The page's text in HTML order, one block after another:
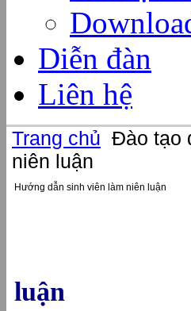
Diễn đàn
Liên hệ
Trang chủ Đào tạo
niên luận
Hướng dẫn sinh viên làm niên luận
luận